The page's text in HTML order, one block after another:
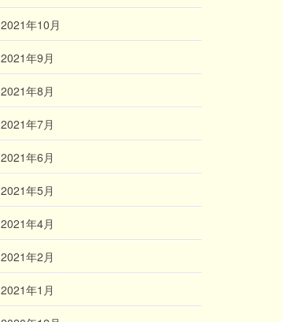
2021年10月
2021年9月
2021年8月
2021年7月
2021年6月
2021年5月
2021年4月
2021年2月
2021年1月